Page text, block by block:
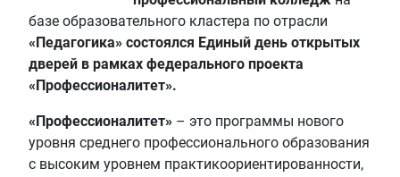
базе образовательного кластера по отрасли
«Педагогика» состоялся Единый день открытых
дверей в рамках федерального проекта
«Профессионалитет».
«Профессионалитет» – это программы нового
уровня среднего профессионального образования
с высоким уровнем практикоориентированности,